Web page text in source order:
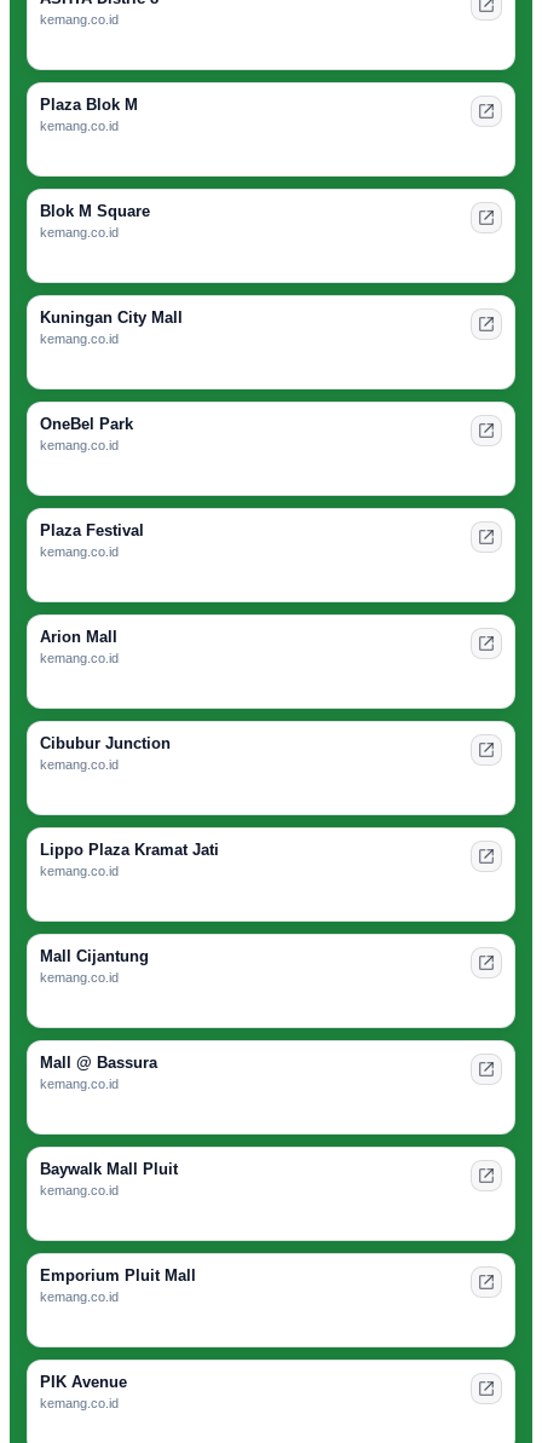
kemang.co.id
Plaza Blok M
kemang.co.id
Blok M Square
kemang.co.id
Kuningan City Mall
kemang.co.id
OneBel Park
kemang.co.id
Plaza Festival
kemang.co.id
Arion Mall
kemang.co.id
Cibubur Junction
kemang.co.id
Lippo Plaza Kramat Jati
kemang.co.id
Mall Cijantung
kemang.co.id
Mall @ Bassura
kemang.co.id
Baywalk Mall Pluit
kemang.co.id
Emporium Pluit Mall
kemang.co.id
PIK Avenue
kemang.co.id